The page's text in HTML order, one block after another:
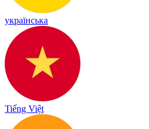
українська
Tiếng Việt